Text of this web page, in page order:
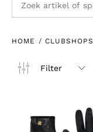
HOME / CLUBSHOPS
Filter